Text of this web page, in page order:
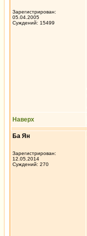
Зарегистрирован:
05.04.2005
Суждений: 15499
Наверх
Ба Ян
Зарегистрирован:
12.05.2014
Суждений: 270